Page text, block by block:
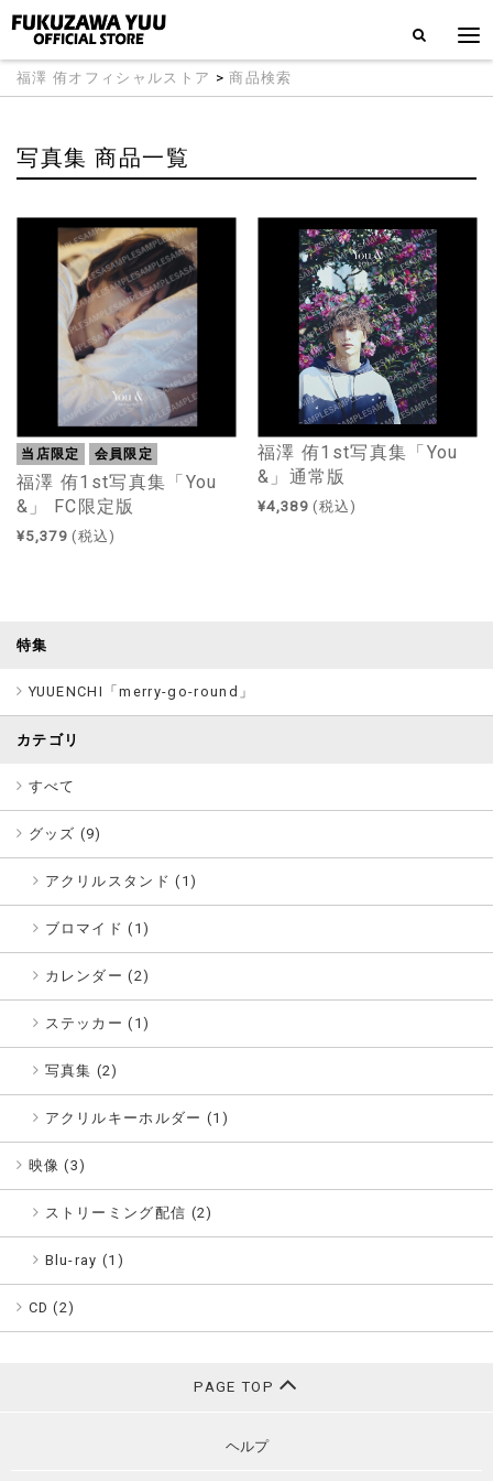
福澤 侑オフィシャルストア >商品検索
写真集 商品一覧
当店限定 会員限定
福澤 侑1st写真集「You
&」 FC限定版
¥5,379 (税込)
福澤 侑1st写真集「You
&」通常版
¥4,389 (税込)
特集
YUUENCHI「merry-go-round」
カテゴリ
すべて
グッズ (9)
アクリルスタンド (1)
ブロマイド (1)
カレンダー (2)
ステッカー (1)
写真集 (2)
アクリルキーホルダー (1)
映像 (3)
ストリーミング配信 (2)
Blu-ray (1)
CD (2)
PAGE TOP
ヘルプ